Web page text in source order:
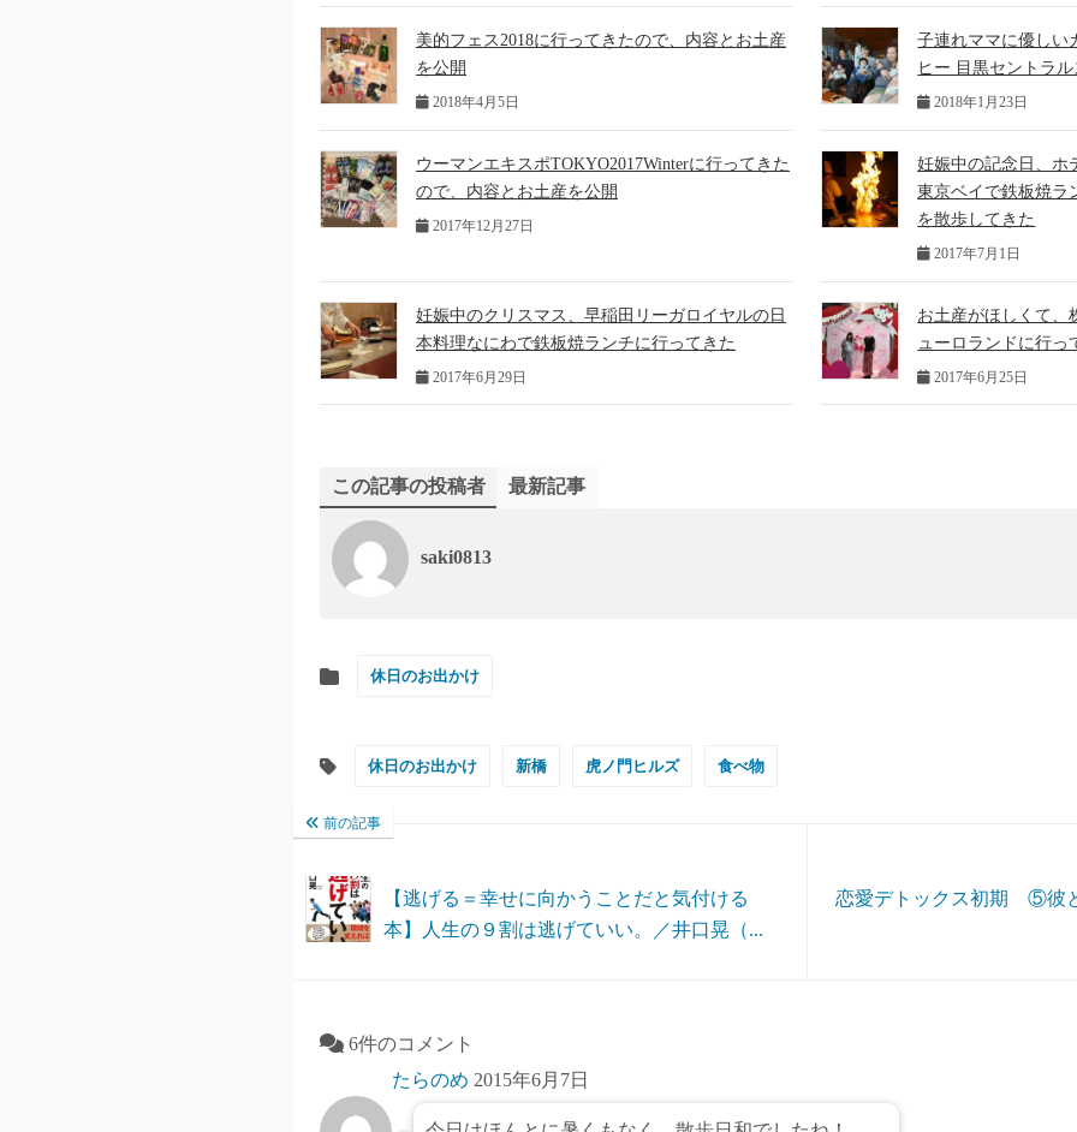
美的フェス2018に行ってきたので、内容とお土産
を公開
2018年4月5日
子連れママに優しい
ヒー 目黒セントラ
2018年1月23日
ウーマンエキスポTOKYO2017Winterに行ってきた
ので、内容とお土産を公開
2017年12月27日
妊娠中の記念日、ホ
東京ベイで鉄板焼ラ
を散歩してきた
2017年7月1日
妊娠中のクリスマス、早稲田リーガロイヤルの日
本料理なにわで鉄板焼ランチに行ってきた
2017年6月29日
お土産がほしくて、
ューロランドに行っ
2017年6月25日
この記事の投稿者 最新記事
saki0813
休日のお出かけ
休日のお出かけ 新橋 虎ノ門ヒルズ 食べ物
前の記事
【逃げる＝幸せに向かうことだと気付ける
本】人生の９割は逃げていい。／井口晃（...
恋愛デトックス初期 ⑤彼
6件のコメント
たらのめ 2015年6月7日